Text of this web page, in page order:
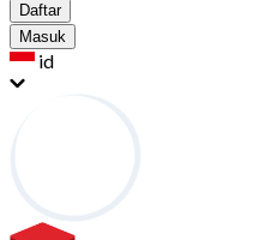
Daftar
Masuk
id